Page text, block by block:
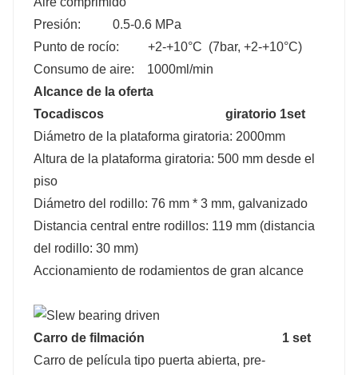
Presión: 0.5-0.6 MPa
Punto de rocío: +2-+10°C (7bar, +2-+10°C)
Consumo de aire: 1000ml/min
Alcance de la oferta
Tocadiscos
giratorio 1set
Diámetro de la plataforma giratoria: 2000mm
Altura de la plataforma giratoria: 500 mm desde el
piso
Diámetro del rodillo: 76 mm * 3 mm, galvanizado
Distancia central entre rodillos: 119 mm (distancia
del rodillo: 30 mm)
Accionamiento de rodamientos de gran alcance
Carro de filmación
1 set
Carro de película tipo puerta abierta, pre-